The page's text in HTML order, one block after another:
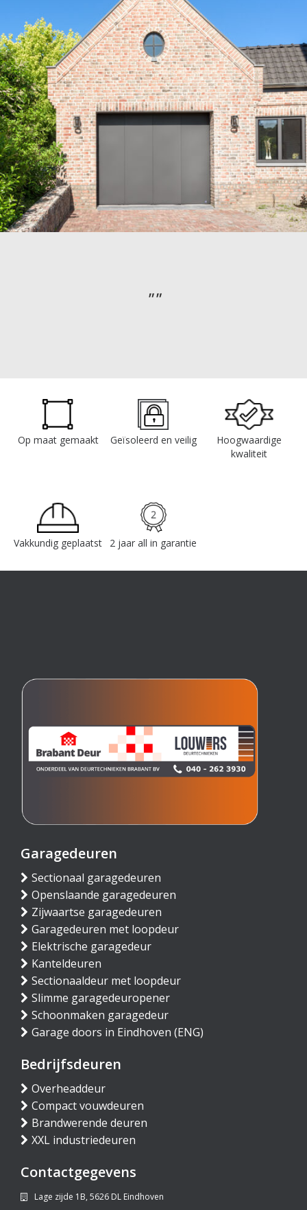
Op maat gemaakt Geïsoleerd en veilig
Hoogwaardige
kwaliteit
Vakkundig geplaatst 2 jaar all in garantie
Garagedeuren
Sectionaal garagedeuren
Openslaande garagedeuren
Zijwaartse garagedeuren
Garagedeuren met loopdeur
Elektrische garagedeur
Kanteldeuren
Sectionaaldeur met loopdeur
Slimme garagedeuropener
Schoonmaken garagedeur
Garage doors in Eindhoven (ENG)
Bedrijfsdeuren
Overheaddeur
Compact vouwdeuren
Brandwerende deuren
XXL industriedeuren
Contactgegevens
Lage zijde 1B, 5626 DL Eindhoven